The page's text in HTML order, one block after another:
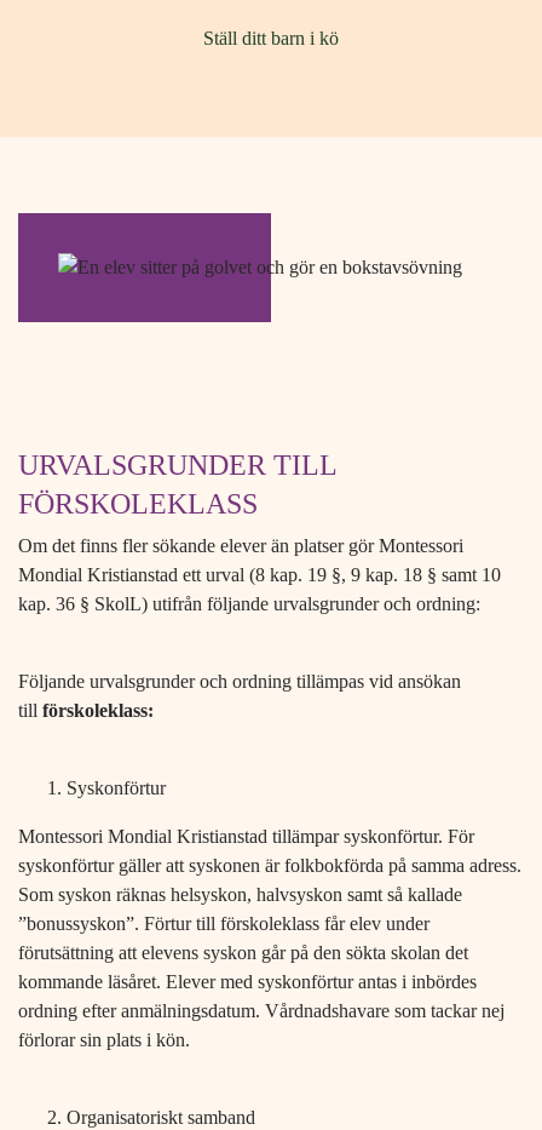
Ställ ditt barn i kö
URVALSGRUNDER TILL
FÖRSKOLEKLASS
Om det finns fler sökande elever än platser gör Montessori
Mondial Kristianstad ett urval (8 kap. 19 §, 9 kap. 18 § samt 10
kap. 36 § SkolL) utifrån följande urvalsgrunder och ordning:
Följande urvalsgrunder och ordning tillämpas vid ansökan
till förskoleklass:
Syskonförtur
Montessori Mondial Kristianstad tillämpar syskonförtur. För
syskonförtur gäller att syskonen är folkbokförda på samma adress.
Som syskon räknas helsyskon, halvsyskon samt så kallade
”bonussyskon”. Förtur till förskoleklass får elev under
förutsättning att elevens syskon går på den sökta skolan det
kommande läsåret. Elever med syskonförtur antas i inbördes
ordning efter anmälningsdatum. Vårdnadshavare som tackar nej
förlorar sin plats i kön.
Organisatoriskt samband